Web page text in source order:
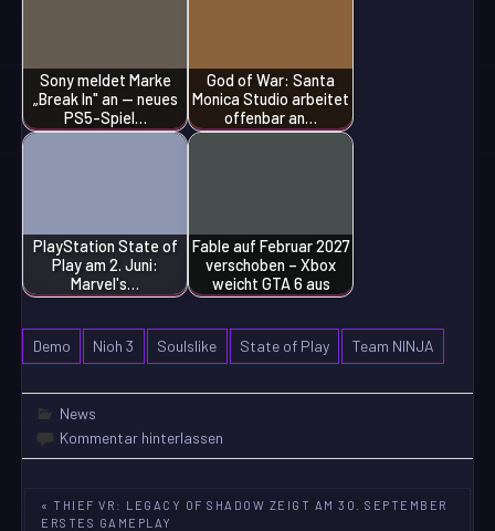
Sony meldet Marke
„Break In" an — neues
PS5-Spiel…
God of War: Santa
Monica Studio arbeitet
offenbar an…
PlayStation State of
Play am 2. Juni:
Marvel's…
Fable auf Februar 2027
verschoben – Xbox
weicht GTA 6 aus
Demo Nioh 3 Soulslike State of Play Team NINJA
News
Kommentar hinterlassen
Beitragsnavigation
« THIEF VR: LEGACY OF SHADOW ZEIGT AM 30. SEPTEMBER
ERSTES GAMEPLAY